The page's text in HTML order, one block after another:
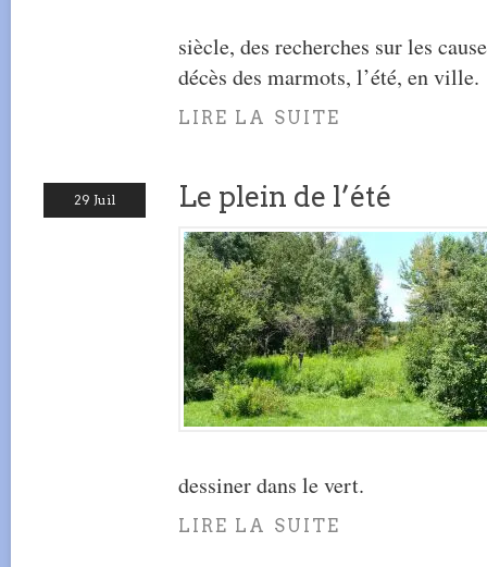
siècle, des recherches sur les
décès des marmots, l’été, en ville.
LIRE LA SUITE
29 Juil Le plein de l’été
dessiner dans le vert.
LIRE LA SUITE